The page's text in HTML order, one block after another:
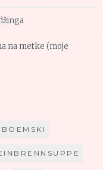
na metke (moje
BOEMSKI